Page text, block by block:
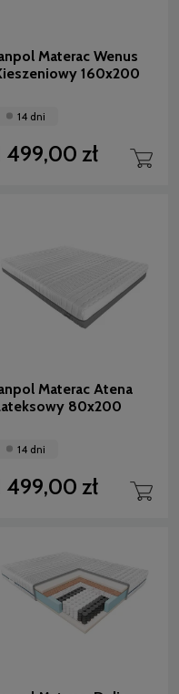
Materac Wenus
160x200
14 dni
499,00 zł
Materac Atena
80x200
14 dni
499,00 zł